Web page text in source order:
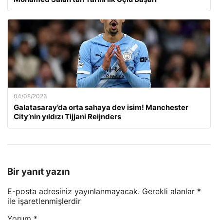
04/08/2026
Galatasaray’da orta sahaya dev isim! Manchester
City’nin yıldızı Tijjani Reijnders
Bir yanıt yazın
E-posta adresiniz yayınlanmayacak. Gerekli alanlar *
ile işaretlenmişlerdir